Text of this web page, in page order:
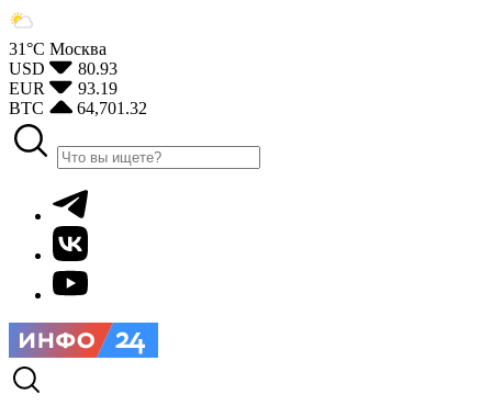
31°С Москва
USD
80.93
EUR
93.19
BTC
64,701.32